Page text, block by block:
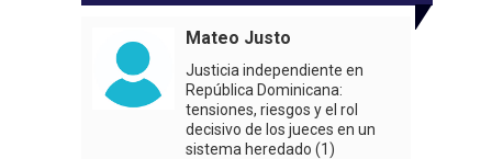
Mateo Justo
Justicia independiente en
República Dominicana:
tensiones, riesgos y el rol
decisivo de los jueces en un
sistema heredado (1)